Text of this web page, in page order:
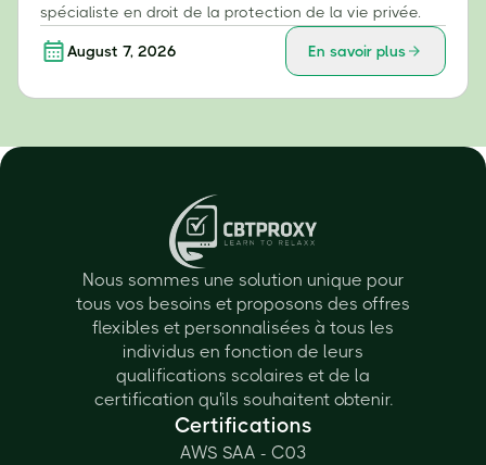
spécialiste en droit de la protection de la vie privée.
August 7, 2026 En savoir plus
Nous sommes une solution unique pour
tous vos besoins et proposons des offres
flexibles et personnalisées à tous les
individus en fonction de leurs
qualifications scolaires et de la
certification qu'ils souhaitent obtenir.
Certifications
AWS SAA - C03